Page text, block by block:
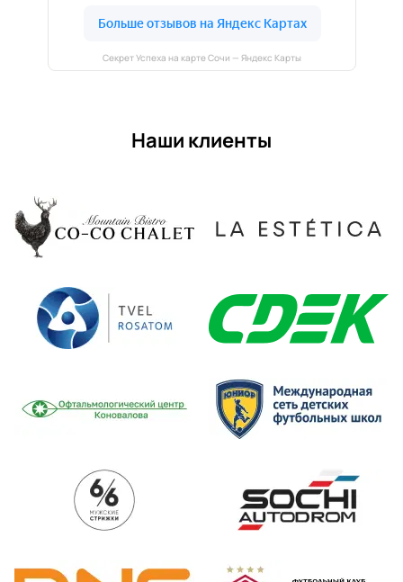
Секрет Успеха на карте Сочи — Яндекс Карты
Наши клиенты